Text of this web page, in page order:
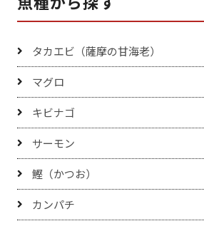
タカエビ（薩摩の甘海老）
マグロ
キビナゴ
サーモン
鰹（かつお）
カンパチ